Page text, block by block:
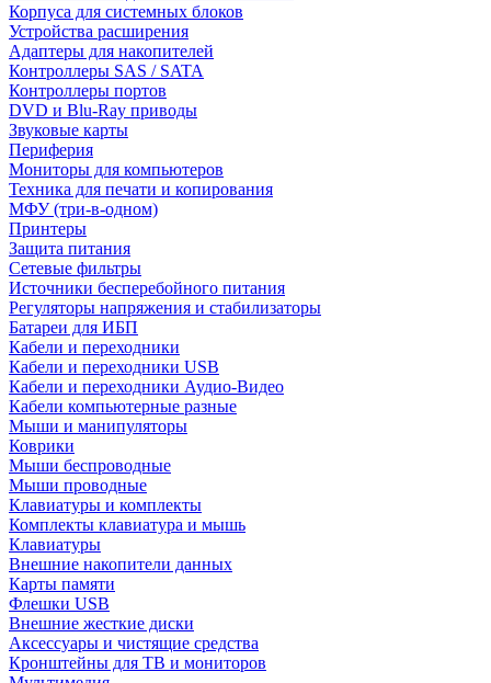
Корпуса для системных блоков
Устройства расширения
Адаптеры для накопителей
Контроллеры SAS / SATA
Контроллеры портов
DVD и Blu-Ray приводы
Звуковые карты
Периферия
Мониторы для компьютеров
Техника для печати и копирования
МФУ (три-в-одном)
Принтеры
Защита питания
Сетевые фильтры
Источники бесперебойного питания
Регуляторы напряжения и стабилизаторы
Батареи для ИБП
Кабели и переходники
Кабели и переходники USB
Кабели и переходники Аудио-Видео
Кабели компьютерные разные
Мыши и манипуляторы
Коврики
Мыши беспроводные
Мыши проводные
Клавиатуры и комплекты
Комплекты клавиатура и мышь
Клавиатуры
Внешние накопители данных
Карты памяти
Флешки USB
Внешние жесткие диски
Аксессуары и чистящие средства
Кронштейны для ТВ и мониторов